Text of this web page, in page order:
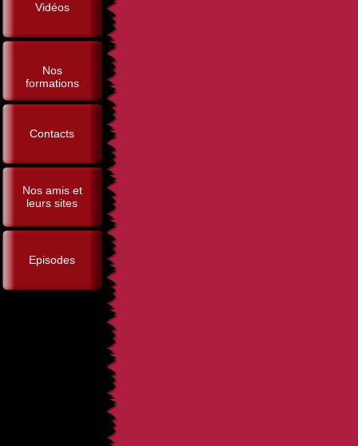
Vidéos
Nos
formations
Contacts
Nos amis et
leurs sites
Episodes